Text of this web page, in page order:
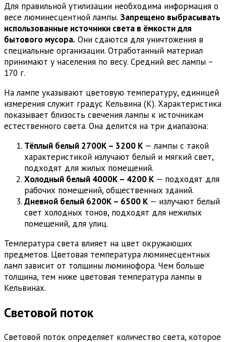
Для правильной утилизации необходима информация о
весе люминесцентной лампы. Запрещено выбрасывать
использованные источники света в ёмкости для
бытового мусора. Они сдаются для уничтожения в
специальные организации. Отработанный материал
принимают у населения по весу. Средний вес лампы –
170 г.
На лампе указывают цветовую температуру, единицей
измерения служит градус Кельвина (К). Характеристика
показывает близость свечения лампы к источникам
естественного света. Она делится на три диапазона:
Тёплый белый 2700К – 3200 К — лампы с такой
характеристикой излучают белый и мягкий свет,
подходят для жилых помещений.
Холодный белый 4000К – 4200 К — подходят для
рабочих помещений, общественных зданий.
Дневной белый 6200К – 6500 К — излучают белый
свет холодных тонов, подходят для нежилых
помещений, для улиц.
Температура света влияет на цвет окружающих
предметов. Цветовая температура люминесцентных
ламп зависит от толщины люминофора. Чем больше
толщина, тем ниже цветовая температура лампы в
Кельвинах.
Световой поток
Световой поток определяет количество света, которое